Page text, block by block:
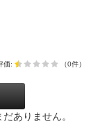
価: （0件）
ありません。